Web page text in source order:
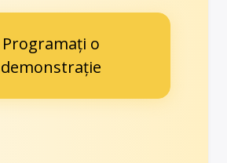
Programați o
demonstrație